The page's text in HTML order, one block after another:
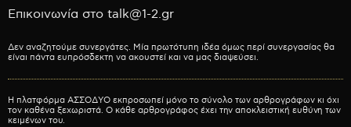
Επικοινωνία στο talk@1-2.gr
Δεν αναζητούμε συνεργάτες. Μία πρωτότυπη ιδέα όμως περί συνεργασίας θα
είναι πάντα ευπρόσδεκτη να ακουστεί και να μας διαψεύσει.
Η πλατφόρμα ΑΣΣΟΔΥΟ εκπροσωπεί μόνο το σύνολο των αρθρογράφων κι όχι
τον καθένα ξεχωριστά. Ο κάθε αρθρογράφος έχει την αποκλειστική ευθύνη των
κειμένων του.